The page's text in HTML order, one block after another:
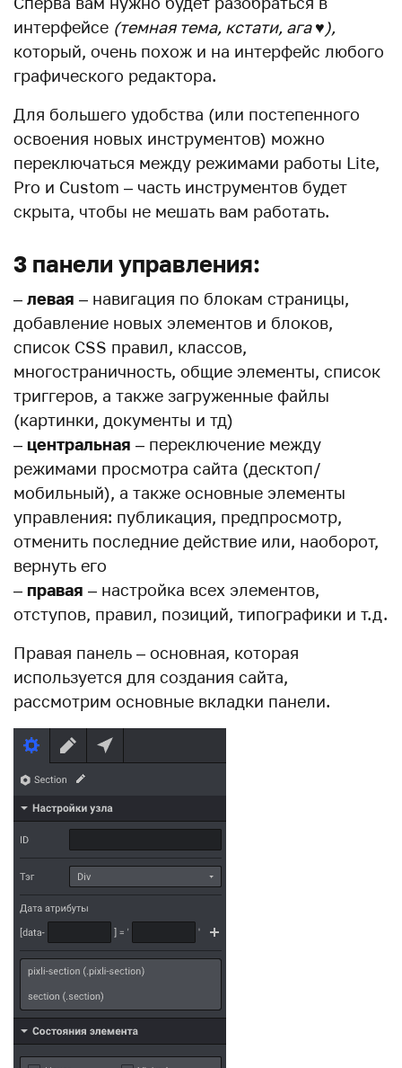
интерфейсе (темная тема, кстати, ага ♥️),
который, очень похож и на интерфейс любого
графического редактора.
Для большего удобства (или постепенного
освоения новых инструментов) можно
переключаться между режимами работы Lite,
Pro и Custom – часть инструментов будет
скрыта, чтобы не мешать вам работать.
3 панели управления:
– левая – навигация по блокам страницы,
добавление новых элементов и блоков,
список CSS правил, классов,
многостраничность, общие элементы, список
триггеров, а также загруженные файлы
(картинки, документы и тд)
– центральная – переключение между
режимами просмотра сайта (десктоп/
мобильный), а также основные элементы
управления: публикация, предпросмотр,
отменить последние действие или, наоборот,
вернуть его
– правая – настройка всех элементов,
отступов, правил, позиций, типографики и т.д.
Правая панель – основная, которая
используется для создания сайта,
рассмотрим основные вкладки панели.